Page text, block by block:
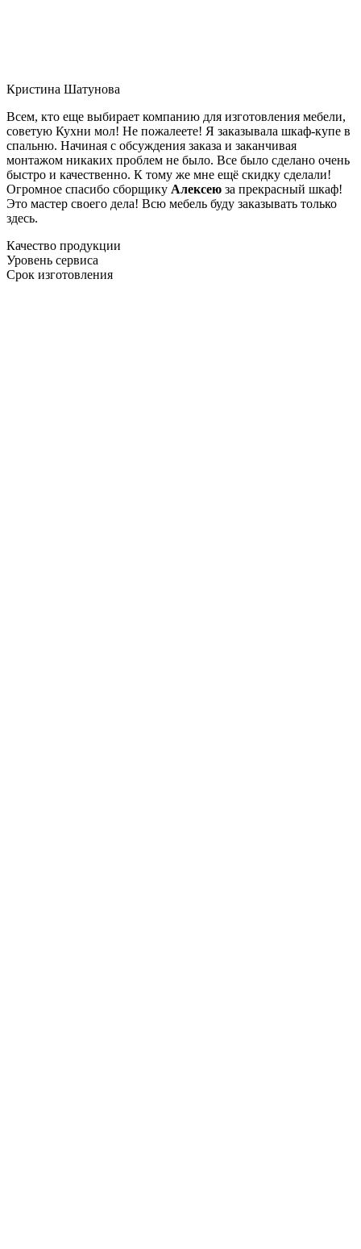
Кристина Шатунова
Всем, кто еще выбирает компанию для изготовления мебели,
советую Кухни мол! Не пожалеете! Я заказывала шкаф-купе в
спальню. Начиная с обсуждения заказа и заканчивая
монтажом никаких проблем не было. Все было сделано очень
быстро и качественно. К тому же мне ещё скидку сделали!
Огромное спасибо сборщику Алексею за прекрасный шкаф!
Это мастер своего дела! Всю мебель буду заказывать только
здесь.
Качество продукции
Уровень сервиса
Срок изготовления